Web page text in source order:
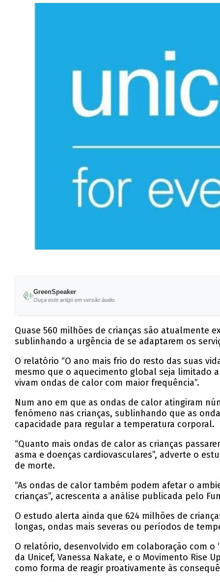
GreenSpeaker
Ouça este artigo em versão áudio.
Quase 560 milhões de crianças são atualmente
sublinhando a urgência de se adaptarem os
O relatório “O ano mais frio do resto das suas
mesmo que o aquecimento global seja limitado
vivam ondas de calor com maior frequência”.
Num ano em que as ondas de calor atingiram
fenómeno nas crianças, sublinhando que as
capacidade para regular a temperatura corporal.
“Quanto mais ondas de calor as crianças
asma e doenças cardiovasculares”, adverte o
de morte.
“As ondas de calor também podem afetar o
crianças”, acrescenta a análise publicada pelo
O estudo alerta ainda que 624 milhões de
longas, ondas mais severas ou períodos de
O relatório, desenvolvido em colaboração com o
da Unicef, Vanessa Nakate, e o Movimento Rise
como forma de reagir proativamente às